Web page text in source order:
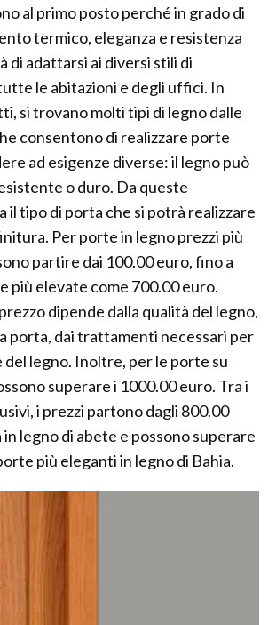
al primo posto perché in grado di
termico, eleganza e resistenza
di adattarsi ai diversi stili di
le abitazioni e degli uffici. In
si trovano molti tipi di legno dalle
consentono di realizzare porte
ad esigenze diverse: il legno può
o duro. Da queste
il tipo di porta che si potrà realizzare
Per porte in legno prezzi più
partire dai 100.00 euro, fino a
più elevate come 700.00 euro.
dipende dalla qualità del legno,
porta, dai trattamenti necessari per
del legno. Inoltre, per le porte su
superare i 1000.00 euro. Tra i
i prezzi partono dagli 800.00
legno di abete e possono superare
più eleganti in legno di Bahia.